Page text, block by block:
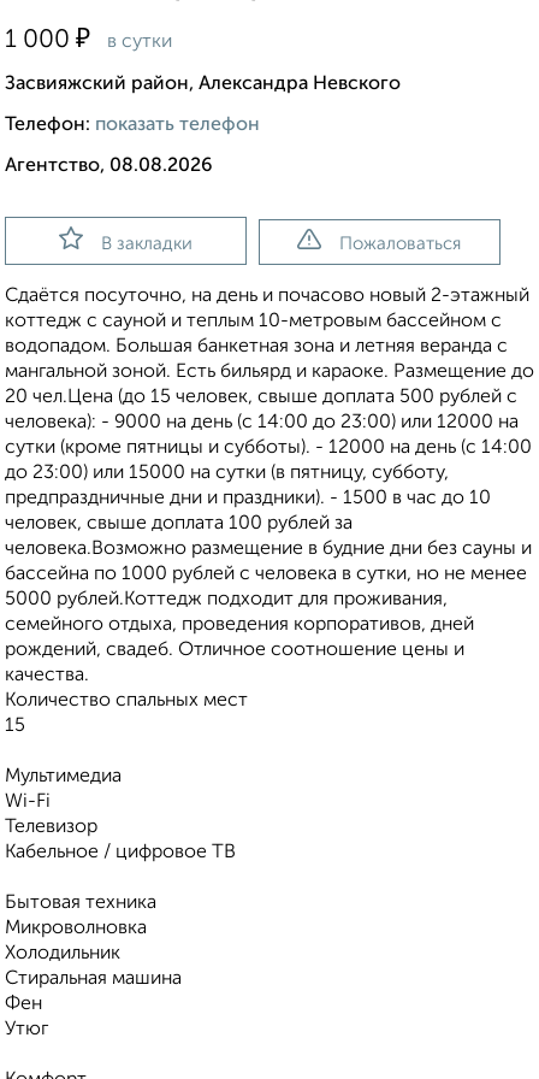
1 000 ₽ в сутки
Засвияжский район, Александра Невского
Телефон: показать телефон
Агентство, 08.08.2026
В закладки Пожаловаться
Сдаётся посуточно, на день и почасово новый 2-этажный
коттедж с сауной и теплым 10-метровым бассейном с
водопадом. Большая банкетная зона и летняя веранда с
мангальной зоной. Есть бильярд и караоке. Размещение до
20 чел.Цена (до 15 человек, свыше доплата 500 рублей с
человека): - 9000 на день (с 14:00 до 23:00) или 12000 на
сутки (кроме пятницы и субботы). - 12000 на день (с 14:00
до 23:00) или 15000 на сутки (в пятницу, субботу,
предпраздничные дни и праздники). - 1500 в час до 10
человек, свыше доплата 100 рублей за
человека.Возможно размещение в будние дни без сауны и
бассейна по 1000 рублей с человека в сутки, но не менее
5000 рублей.Коттедж подходит для проживания,
семейного отдыха, проведения корпоративов, дней
рождений, свадеб. Отличное соотношение цены и
качества.
Количество спальных мест
15
Мультимедиа
Wi-Fi
Телевизор
Кабельное / цифровое ТВ
Бытовая техника
Микроволновка
Холодильник
Стиральная машина
Фен
Утюг